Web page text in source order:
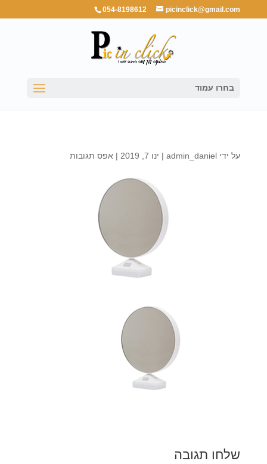
054-8198612 picinclick@gmail.com
בחרו עמוד
על ידי admin_daniel
| ינו 7, 2019 | אפס תגובות
שלחו תגובה